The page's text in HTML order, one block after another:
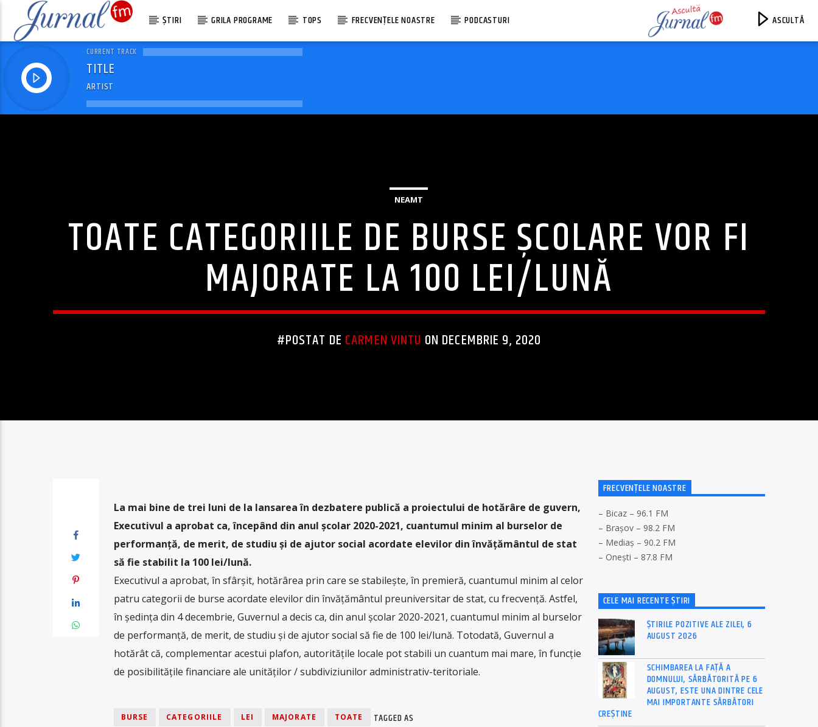
ȘTIRI GRILA PROGRAME TOPS FRECVENȚELE NOASTRE PODCASTURI ASCULTĂ
CURRENT TRACK
TITLE
ARTIST
NEAMT
TOATE CATEGORIILE DE BURSE ȘCOLARE VOR FI
MAJORATE LA 100 LEI/LUNĂ
#POSTAT DE CARMEN VINTU ON DECEMBRIE 9, 2020
La mai bine de trei luni de la lansarea în dezbatere publică a proiectului de hotărâre de guvern,
Executivul a aprobat ca, începând din anul școlar 2020-2021, cuantumul minim al burselor de
performanță, de merit, de studiu și de ajutor social acordate elevilor din învățământul de stat
să fie stabilit la 100 lei/lună.
Executivul a aprobat, în sfârșit, hotărârea prin care se stabilește, în premieră, cuantumul minim al celor
patru categorii de burse acordate elevilor din învățământul preuniversitar de stat, cu frecvență. Astfel,
în ședința din 4 decembrie, Guvernul a decis ca, din anul școlar 2020-2021, cuantumul minim al burselor
de performanță, de merit, de studiu și de ajutor social să fie de 100 lei/lună. Totodată, Guvernul a
hotărât că, complementar acestui plafon, autoritățile locale pot stabili un cuantum mai mare, în funcție
de posibilitățile financiare ale unităților / subdiviziunilor administrativ-teritoriale.
TAGGED AS
BURSE CATEGORIILE LEI MAJORATE TOATE
FRECVENȚELE NOASTRE
– Bicaz – 96.1 FM
– Brașov – 98.2 FM
– Mediaș – 90.2 FM
– Onești – 87.8 FM
CELE MAI RECENTE ȘTIRI
ȘTIRILE POZITIVE ALE ZILEI, 6
AUGUST 2026
SCHIMBAREA LA FAȚĂ A
DOMNULUI, SĂRBĂTORITĂ PE 6
AUGUST, ESTE UNA DINTRE CELE
MAI IMPORTANTE SĂRBĂTORI
CREȘTINE